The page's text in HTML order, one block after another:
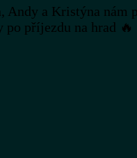
Andy a Kristýna nám
po příjezdu na hrad